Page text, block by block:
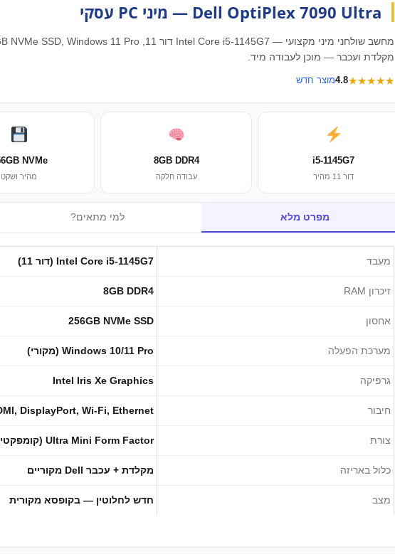
Dell OptiPlex 7090 Ultra — מיני PC עסקי
מקלדת ועכבר — מוכן לעבודה מיד.
★★★★★
4.8מוצר חדש
i5-1145G7
דור 11 מהיר
8GB DDR4
עבודה חלקה
NVMe
מהיר ושקט
מפרט מלא למי מתאים?
מעבד Intel Core i5-1145G7 (דור 11)
זיכרון RAM 8GB DDR4
אחסון 256GB NVMe SSD
מערכת הפעלה Windows 10/11 Pro (מקורי)
גרפיקה Intel Iris Xe Graphics
חיבור DisplayPort, Wi-Fi, Ethernet
צורת Ultra Mini Form Factor (קומפקטי מאוד)
כלול באריזה מקלדת + עכבר Dell מקוריים
מצב חדש לחלוטין — בקופסא מקורית